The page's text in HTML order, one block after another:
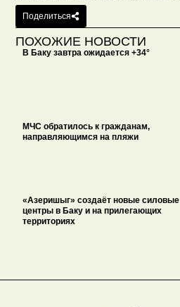
Поделиться
ПОХОЖИЕ НОВОСТИ
В Баку завтра ожидается +34°
МЧС обратилось к гражданам,
направляющимся на пляжи
«Азеришыг» создаёт новые силовые
центры в Баку и на прилегающих
территориях